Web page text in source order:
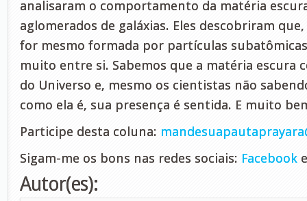
analisaram o comportamento da matéria
aglomerados de galáxias. Eles descobriram
for mesmo formada por partículas
muito entre si. Sabemos que a matéria escura
do Universo e, mesmo os cientistas não
como ela é, sua presença é sentida. E muito
Participe desta coluna:
Sigam-me os bons nas redes sociais: Facebook
Autor(es):